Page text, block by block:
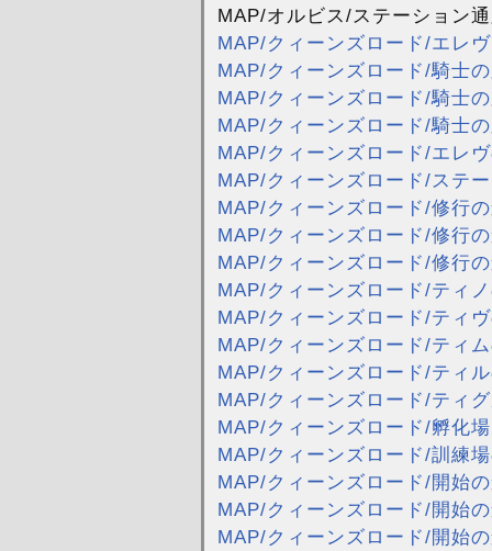
MAP/オルビス/ステーション
MAP/クィーンズロード/エレヴ
MAP/クィーンズロード/騎士
MAP/クィーンズロード/騎士
MAP/クィーンズロード/騎士
MAP/クィーンズロード/エレ
MAP/クィーンズロード/ステ
MAP/クィーンズロード/修行
MAP/クィーンズロード/修行
MAP/クィーンズロード/修行
MAP/クィーンズロード/ティ
MAP/クィーンズロード/ティ
MAP/クィーンズロード/ティ
MAP/クィーンズロード/ティ
MAP/クィーンズロード/ティ
MAP/クィーンズロード/孵化場
MAP/クィーンズロード/訓練
MAP/クィーンズロード/開始
MAP/クィーンズロード/開始
MAP/クィーンズロード/開始